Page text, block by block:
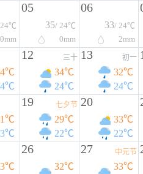
0mm
05
35/ 24℃
0mm
06
33/ 24℃
2mm
12 三十
34℃
24℃
13 初一
32℃
24℃
19 七夕节
29℃
22℃
20
33℃
22℃
26
32℃
27 中元节
33℃